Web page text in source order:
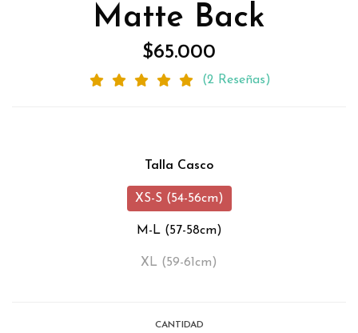
Matte Back
$65.000
(2 Reseñas)
Talla Casco
XS-S (54-56cm)
M-L (57-58cm)
XL (59-61cm)
CANTIDAD